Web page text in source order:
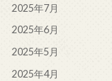
2025年7月
2025年6月
2025年5月
2025年4月